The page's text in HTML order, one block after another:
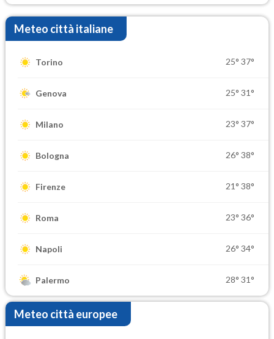
Meteo città italiane
Torino 25° 37°
Genova 25° 31°
Milano 23° 37°
Bologna 26° 38°
Firenze 21° 38°
Roma 23° 36°
Napoli 26° 34°
Palermo 28° 31°
Meteo città europee